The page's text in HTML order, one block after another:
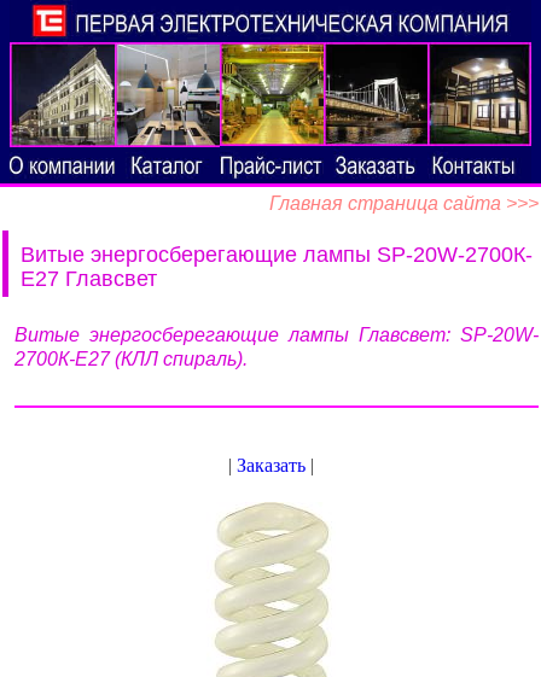
Главная страница сайта >>>
Витые энергосберегающие лампы SP-20W-2700К-
Е27 Главсвет
Витые энергосберегающие лампы Главсвет: SP-20W-
2700К-Е27 (КЛЛ спираль).
| Заказать|